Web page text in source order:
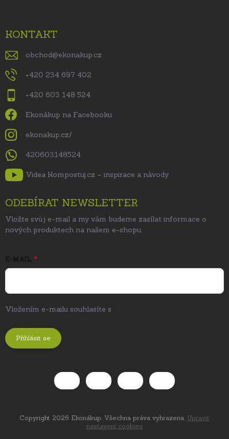
KONTAKT
obchod@ekonakup.cz
+420 234 697 402
+420 603 148 524
Ekonákup na Facebooku
ekonakup.cz/
420603148524
Videa Kompostuj.cz – inspirace a návody
ODEBÍRAT NEWSLETTER
Vložte svůj e-mail a my vám budeme zasílat informace o
nových produktech na našem e-shopu.
E-MAIL
Vložením e-mailu souhlasíte s
.
Přihlásit se
Copyright 2026 Ekonákup. Všechna práva vyhrazena. Upravit
nastavení cookies